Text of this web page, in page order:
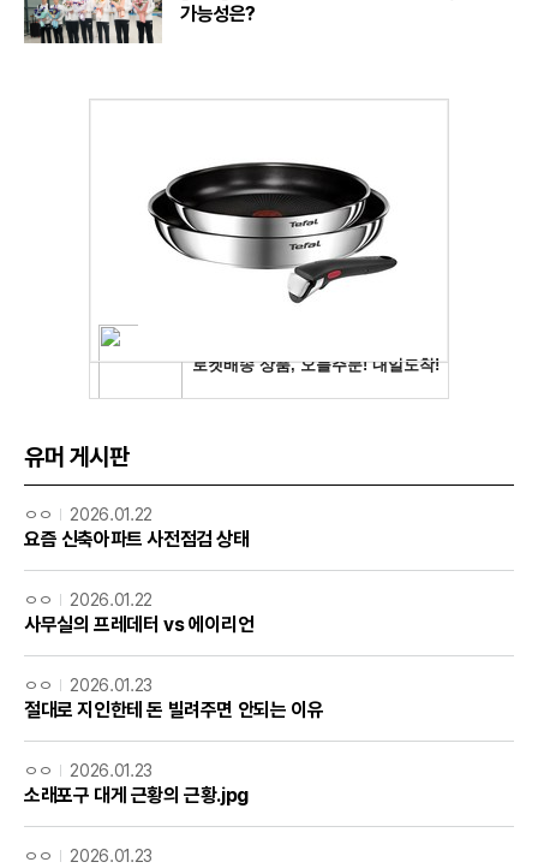
가능성은?
유머 게시판
ㅇㅇ 2026.01.22
요즘 신축아파트 사전점검 상태
ㅇㅇ 2026.01.22
사무실의 프레데터 vs 에이리언
ㅇㅇ 2026.01.23
절대로 지인한테 돈 빌려주면 안되는 이유
ㅇㅇ 2026.01.23
소래포구 대게 근황의 근황.jpg
ㅇㅇ 2026.01.23